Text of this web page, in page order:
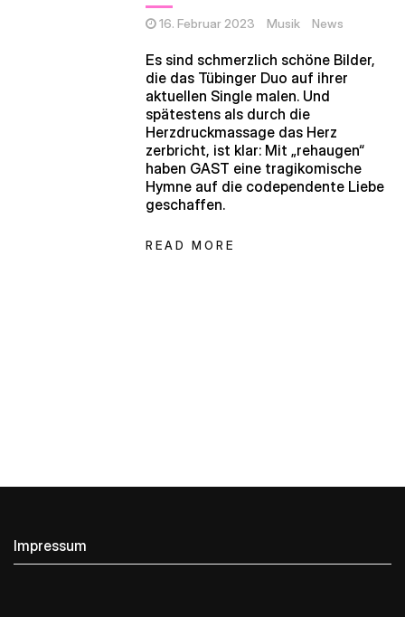
16. Februar 2023 Musik News
Es sind schmerzlich schöne Bilder,
die das Tübinger Duo auf ihrer
aktuellen Single malen. Und
spätestens als durch die
Herzdruckmassage das Herz
zerbricht, ist klar: Mit „rehaugen“
haben GAST eine tragikomische
Hymne auf die codependente Liebe
geschaffen.
READ MORE
Impressum